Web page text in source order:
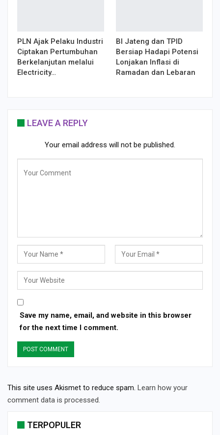
PLN Ajak Pelaku Industri
Ciptakan Pertumbuhan
Berkelanjutan melalui
Electricity…
BI Jateng dan TPID
Bersiap Hadapi Potensi
Lonjakan Inflasi di
Ramadan dan Lebaran
LEAVE A REPLY
Your email address will not be published.
Save my name, email, and website in this browser
for the next time I comment.
This site uses Akismet to reduce spam. Learn how your
comment data is processed.
TERPOPULER